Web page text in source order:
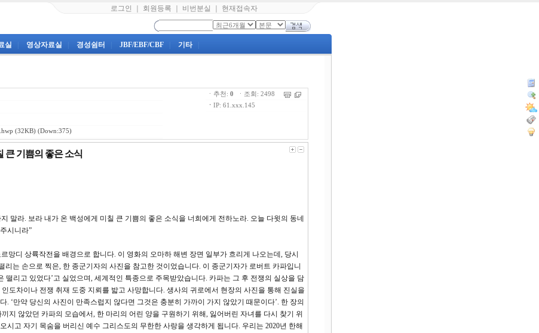
로그인 회원등록 비번분실 현재접속자
실 영상자료실 경성쉼터 JBF/EBF/CBF 기타
(32KB) (Down:375)
ㆍ추천: 0 ㆍ조회: 2498
ㆍ IP: 61.xxx.145
큰 기쁨의 좋은 소식
말라. 보라 내가 온 백성에게 미칠 큰 기쁨의 좋은 소식을 너희에게 전하노라. 오늘 다윗의 동네
시니라”
망디 상륙작전을 배경으로 합니다. 이 영화의 오마하 해변 장면 일부가 흐리게 나오는데, 당시
는 손으로 찍은, 한 종군기자의 사진을 참고한 것이었습니다. 이 종군기자가 로버트 카파입니
떨리고 있었다’고 실었으며, 세계적인 특종으로 주목받았습니다. 카파는 그 후 전쟁의 실상을 담
도차이나 전쟁 취재 도중 지뢰를 밟고 사망합니다. 생사의 귀로에서 현장의 사진을 통해 진실을
. ‘만약 당신의 사진이 만족스럽지 않다면 그것은 충분히 가까이 가지 않았기 때문이다’. 한 장의
지 않았던 카파의 모습에서, 한 마리의 어린 양을 구원하기 위해, 잃어버린 자녀를 다시 찾기 위
시고 자기 목숨을 버리신 예수 그리스도의 무한한 사랑을 생각하게 됩니다. 우리는 2020년 한해